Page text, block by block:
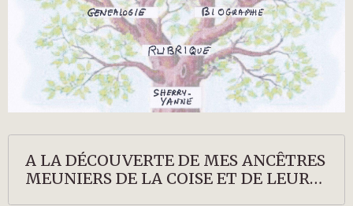
A LA DÉCOUVERTE DE MES ANCÊTRES
MEUNIERS DE LA COISE ET DE LEURS